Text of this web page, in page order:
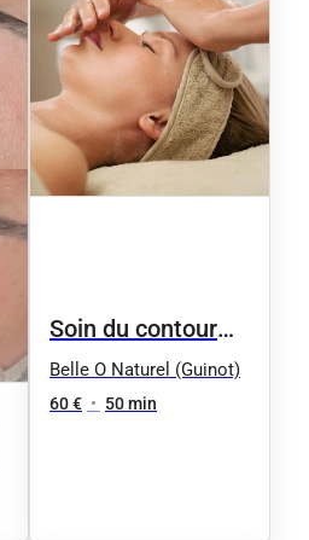
Soin du contour
des yeux "Phyt'
Sublim eyes" by
Belle O Naturel (Guinot)
60 € • 50 min